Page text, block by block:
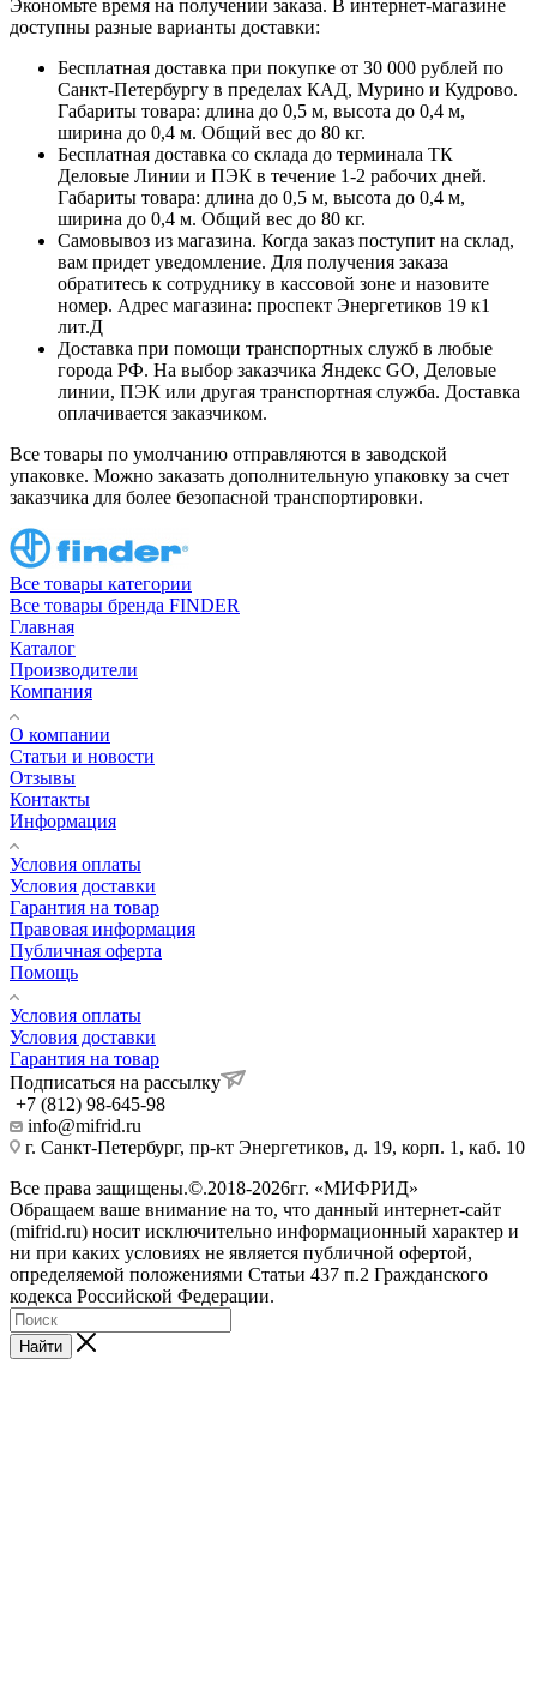
Экономьте время на получении заказа. В интернет-магазине
доступны разные варианты доставки:
Бесплатная доставка при покупке от 30 000 рублей по
Санкт-Петербургу в пределах КАД, Мурино и Кудрово.
Габариты товара: длина до 0,5 м, высота до 0,4 м,
ширина до 0,4 м. Общий вес до 80 кг.
Бесплатная доставка со склада до терминала ТК
Деловые Линии и ПЭК в течение 1-2 рабочих дней.
Габариты товара: длина до 0,5 м, высота до 0,4 м,
ширина до 0,4 м. Общий вес до 80 кг.
Самовывоз из магазина. Когда заказ поступит на склад,
вам придет уведомление. Для получения заказа
обратитесь к сотруднику в кассовой зоне и назовите
номер. Адрес магазина: проспект Энергетиков 19 к1
лит.Д
Доставка при помощи транспортных служб в любые
города РФ. На выбор заказчика Яндекс GO, Деловые
линии, ПЭК или другая транспортная служба. Доставка
оплачивается заказчиком.
Все товары по умолчанию отправляются в заводской
упаковке. Можно заказать дополнительную упаковку за счет
заказчика для более безопасной транспортировки.
Все товары категории
Все товары бренда FINDER
Главная
Каталог
Производители
Компания
О компании
Статьи и новости
Отзывы
Контакты
Информация
Условия оплаты
Условия доставки
Гарантия на товар
Правовая информация
Публичная оферта
Помощь
Условия оплаты
Условия доставки
Гарантия на товар
Подписаться на рассылку
+7 (812) 98-645-98
info@mifrid.ru
г. Санкт-Петербург, пр-кт Энергетиков, д. 19, корп. 1, каб. 10
Все права защищены.©.2018-2026гг. «МИФРИД»
Обращаем ваше внимание на то, что данный интернет-сайт
(mifrid.ru) носит исключительно информационный характер и
ни при каких условиях не является публичной офертой,
определяемой положениями Статьи 437 п.2 Гражданского
кодекса Российской Федерации.
Найти